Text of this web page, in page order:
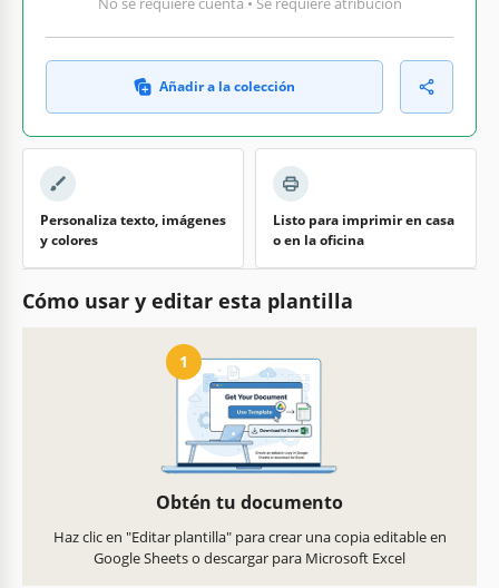
Añadir a la colección
Personaliza texto, imágenes
y colores
Listo para imprimir en casa
o en la oficina
Cómo usar y editar esta plantilla
1
Obtén tu documento
Haz clic en "Editar plantilla" para crear una copia editable en
Google Sheets o descargar para Microsoft Excel